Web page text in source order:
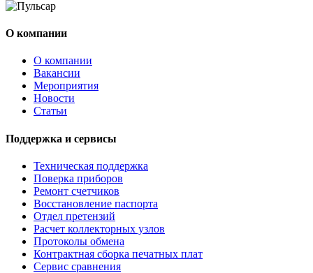
О компании
О компании
Вакансии
Мероприятия
Новости
Статьи
Поддержка и сервисы
Техническая поддержка
Поверка приборов
Ремонт счетчиков
Восстановление паспорта
Отдел претензий
Расчет коллекторных узлов
Протоколы обмена
Контрактная сборка печатных плат
Сервис сравнения